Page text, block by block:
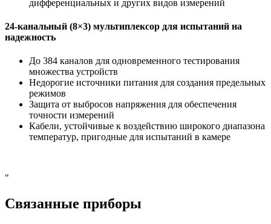
дифференциальных и других видов измерений
24-канальный (8×3) мультиплексор для испытаний на
надежность
До 384 каналов для одновременного тестирования
множества устройств
Недорогие источники питания для создания предельных
режимов
Защита от выбросов напряжения для обеспечения
точности измерений
Кабели, устойчивые к воздействию широкого диапазона
температур, пригодные для испытаний в камере
"
Связанные приборы